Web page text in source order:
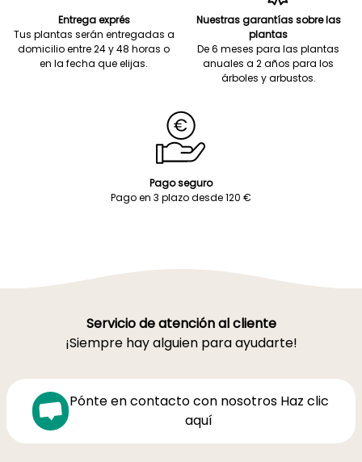
Entrega exprés
Tus plantas serán entregadas a
domicilio entre 24 y 48 horas o
en la fecha que elijas.
Nuestras garantías sobre las
plantas
De 6 meses para las plantas
anuales a 2 años para los
árboles y arbustos.
Pago seguro
Pago en 3 plazo desde 120 €
Servicio de atención al cliente
¡Siempre hay alguien para ayudarte!
Pónte en contacto con nosotros Haz clic
aquí